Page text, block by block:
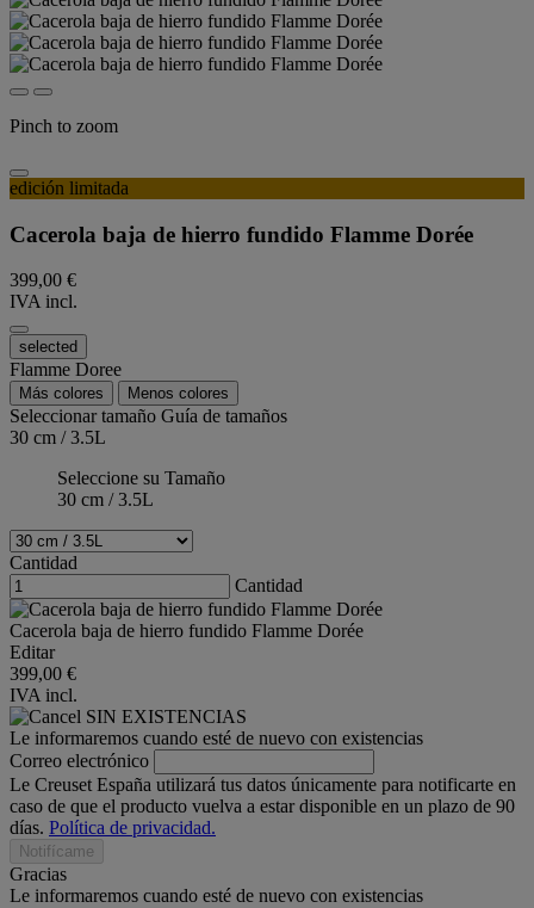
Pinch to zoom
edición limitada
Cacerola baja de hierro fundido Flamme Dorée
399,00 €
IVA incl.
selected
Flamme Doree
Más colores Menos colores
Seleccionar tamaño Guía de tamaños
30 cm / 3.5L
Seleccione su Tamaño
30 cm / 3.5L
Cantidad
Cantidad
Cacerola baja de hierro fundido Flamme Dorée
Editar
399,00 €
IVA incl.
SIN EXISTENCIAS
Le informaremos cuando esté de nuevo con existencias
Correo electrónico
Le Creuset España utilizará tus datos únicamente para notificarte en
caso de que el producto vuelva a estar disponible en un plazo de 90
días. Política de privacidad.
Notifícame
Gracias
Le informaremos cuando esté de nuevo con existencias